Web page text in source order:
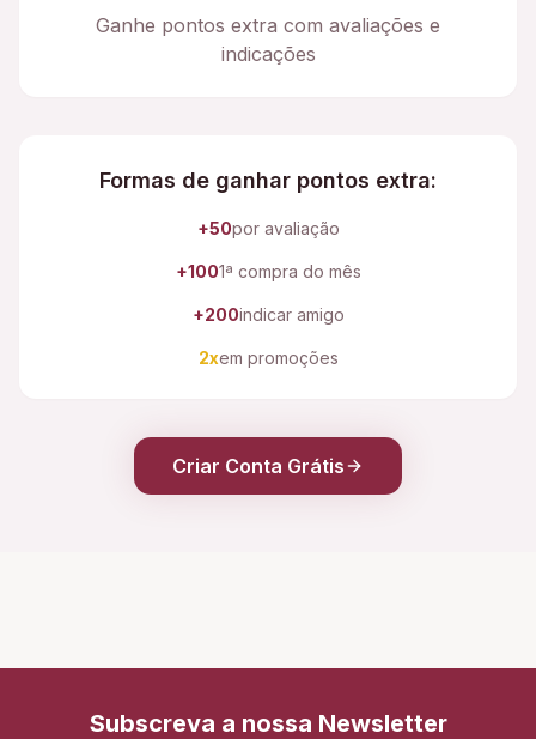
Ganhe pontos extra com avaliações e
indicações
Formas de ganhar pontos extra:
+50por avaliação
+1001ª compra do mês
+200indicar amigo
2xem promoções
Criar Conta Grátis
Subscreva a nossa Newsletter